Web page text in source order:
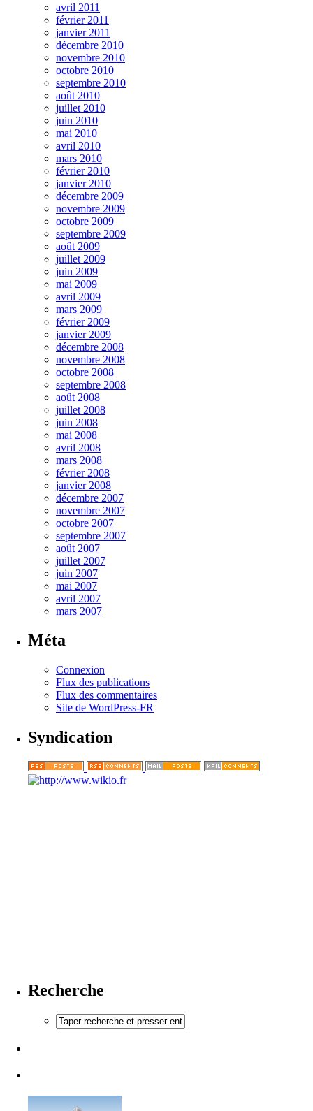
avril 2011
février 2011
janvier 2011
décembre 2010
novembre 2010
octobre 2010
septembre 2010
août 2010
juillet 2010
juin 2010
mai 2010
avril 2010
mars 2010
février 2010
janvier 2010
décembre 2009
novembre 2009
octobre 2009
septembre 2009
août 2009
juillet 2009
juin 2009
mai 2009
avril 2009
mars 2009
février 2009
janvier 2009
décembre 2008
novembre 2008
octobre 2008
septembre 2008
août 2008
juillet 2008
juin 2008
mai 2008
avril 2008
mars 2008
février 2008
janvier 2008
décembre 2007
novembre 2007
octobre 2007
septembre 2007
août 2007
juillet 2007
juin 2007
mai 2007
avril 2007
mars 2007
Méta
Connexion
Flux des publications
Flux des commentaires
Site de WordPress-FR
Syndication
Recherche